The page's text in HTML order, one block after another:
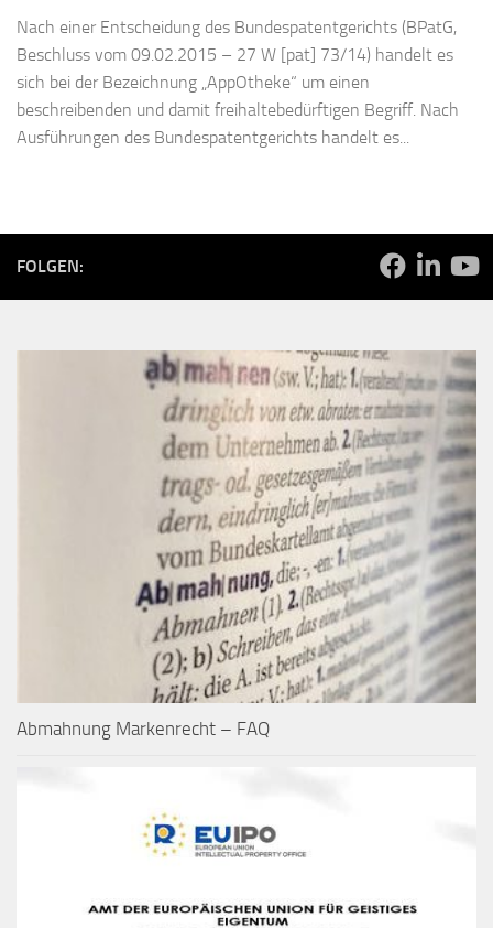
Nach einer Entscheidung des Bundespatentgerichts (BPatG,
Beschluss vom 09.02.2015 – 27 W [pat] 73/14) handelt es
sich bei der Bezeichnung „AppOtheke“ um einen
beschreibenden und damit freihaltebedürftigen Begriff. Nach
Ausführungen des Bundespatentgerichts handelt es...
FOLGEN:
Abmahnung Markenrecht – FAQ